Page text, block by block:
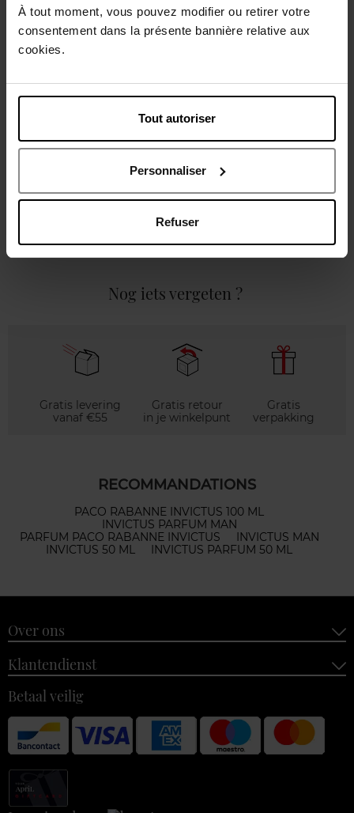
À tout moment, vous pouvez modifier ou retirer votre
consentement dans la présente bannière relative aux
cookies.
Tout autoriser
Personnaliser
Refuser
Beschrijving
Gebruiksadvies
Karakteristieken
Review Beleid inzake klantbeoordelingen
Nog iets vergeten ?
Gratis levering
vanaf €55
Gratis retour
in je winkelpunt
Gratis
verpakking
RECOMMANDATIONS
PACO RABANNE INVICTUS 100 ML
INVICTUS PARFUM MAN
PARFUM PACO RABANNE INVICTUS
INVICTUS MAN
INVICTUS 50 ML
INVICTUS PARFUM 50 ML
Over ons
Klantendienst
Betaal veilig